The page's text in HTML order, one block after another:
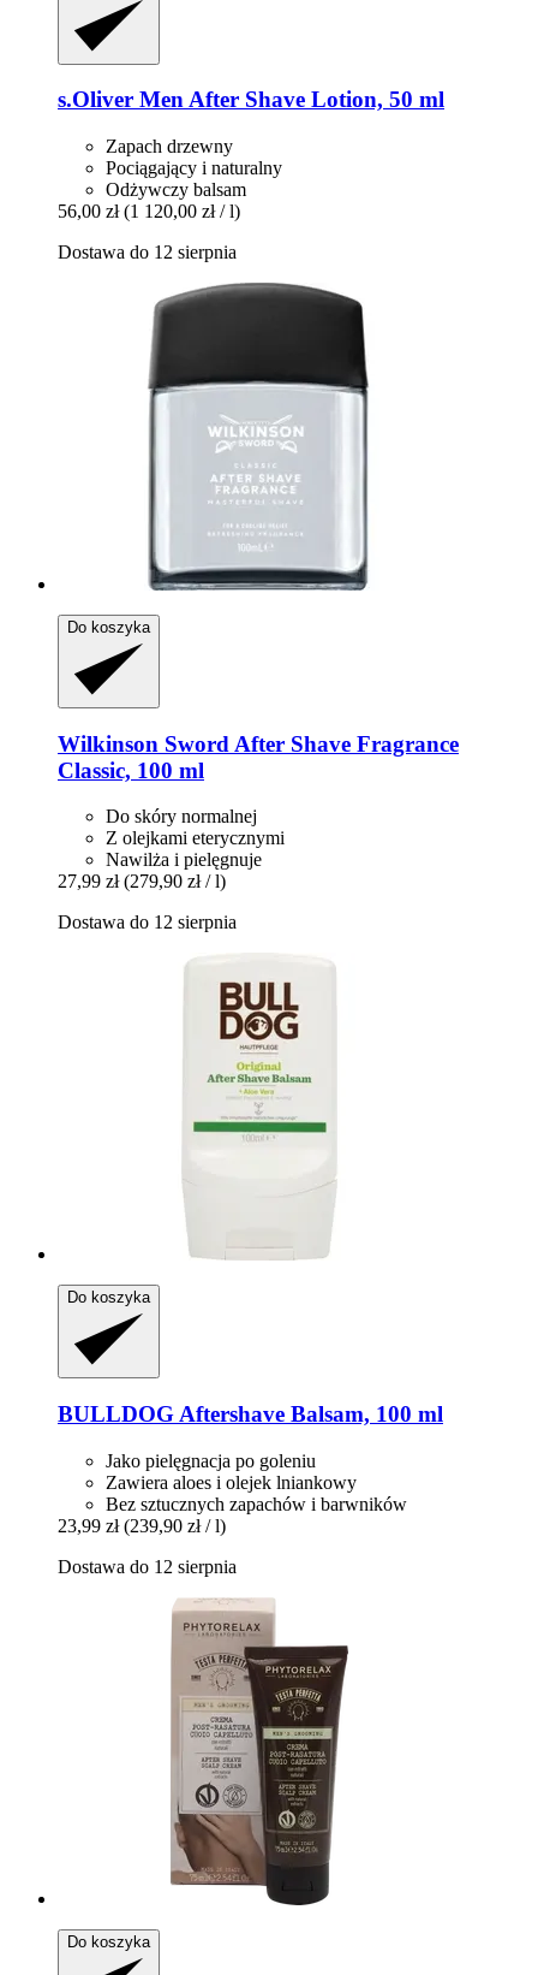
s.Oliver Men After Shave Lotion, 50 ml
Zapach drzewny
Pociągający i naturalny
Odżywczy balsam
56,00 zł (1 120,00 zł / l)
Dostawa do 12 sierpnia
Do koszyka
Wilkinson Sword After Shave Fragrance
Classic, 100 ml
Do skóry normalnej
Z olejkami eterycznymi
Nawilża i pielęgnuje
27,99 zł (279,90 zł / l)
Dostawa do 12 sierpnia
Do koszyka
BULLDOG Aftershave Balsam, 100 ml
Jako pielęgnacja po goleniu
Zawiera aloes i olejek lniankowy
Bez sztucznych zapachów i barwników
23,99 zł (239,90 zł / l)
Dostawa do 12 sierpnia
Do koszyka